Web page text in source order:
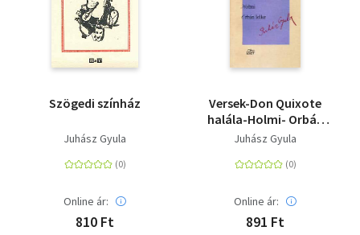
Szögedi színház
Juhász Gyula
Online ár:
810 Ft
Versek-Don Quixote
halála-Holmi- Orbán
lelke
Juhász Gyula
Online ár:
891 Ft